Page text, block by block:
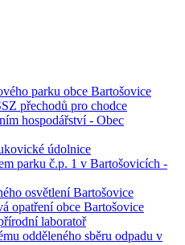
parku obce Bartošovice
přechodů pro chodce
hospodářství - Obec
údolnice
parku č.p. 1 v Bartošovicích -
osvětlení Bartošovice
opatření obce Bartošovice
laboratoř
odděleného sběru odpadu v